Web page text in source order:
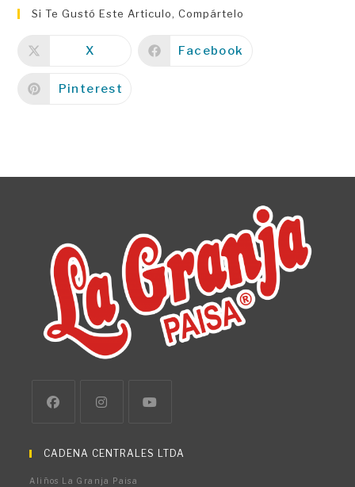
Si Te Gustó Este Articulo, Compártelo
X Facebook
Pinterest
abre
abre
abre
CADENA CENTRALES LTDA
Aliños La Granja Paisa